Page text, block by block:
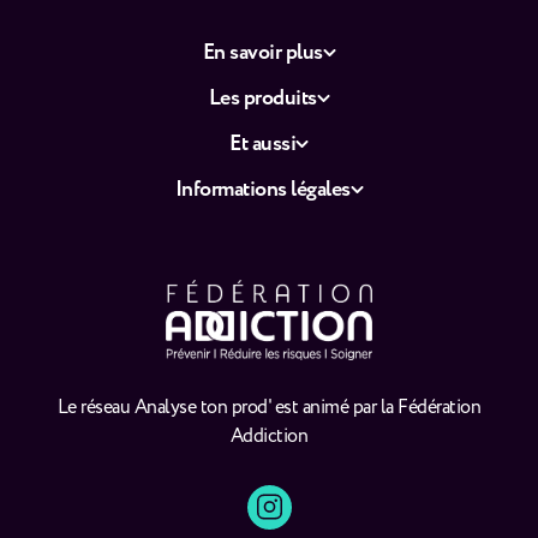
Le réseau Analyse ton prod' est animé par la Fédération
Addiction
En savoir plus
Les produits
Et aussi
Informations légales